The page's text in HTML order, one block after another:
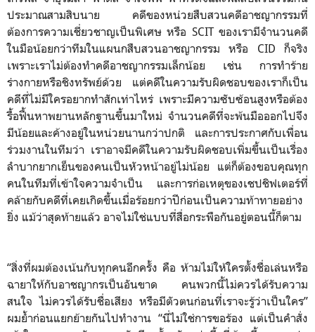
ประมาณสามสิบนาย คดีของหน่วยสืบสวนคดีอาชญากรรมที่
ต้องการความเชี่ยวชาญเป็นพิเศษ หรือ SCIT ของเรามีจำนวนคดี
ในมือน้อยกว่าทีมในแผนกสืบสวนอาชญากรรม หรือ CID ก็จริง
เพราะเราไม่ต้องทำคดีอาชญากรรมเล็กน้อย เช่น การทำร้าย
ร่างกายหรือชิงทรัพย์ด้วย แต่คดีในความรับผิดชอบของเราก็เป็น
คดีที่ไม่มีใครอยากทำสักเท่าไหร่ เพราะมีความซับซ้อนสูงหรือต้อง
รื้อฟื้นหาพยานหลักฐานขึ้นมาใหม่ จำนวนคดีที่จะพ้นมือออกไปจึง
มีน้อยและค้างอยู่ในหน่วยนานกว่าปกติ และการประกาศกับเพื่อน
ร่วมงานในทีมว่า เราอาจมีคดีในความรับผิดชอบเพิ่มขึ้นเป็นเรื่อง
ลำบากยากเย็นของคนเป็นหัวหน้าอยู่ไม่น้อย แต่ก็ต้องขอบคุณทุก
คนในทีมที่เข้าใจความจำเป็น และการก่อเหตุของเชปชิฟเตอร์ที่
คล้ายกับคดีที่เคยเกิดขึ้นเมื่อร้อยกว่าปีก่อนเป็นความท้าทายอย่าง
ยิ่ง แม้ว่าสุดท้ายแล้ว อาจไม่ใช่แบบที่สื่อกระพือกันอยู่ตอนนี้ก็ตาม
“สิ่งที่ผมต้องเน้นกับทุกคนอีกครั้ง คือ ห้ามไม่ให้ใครตั้งชื่อเล่นหรือ
ฉายาให้กับอาชญากรเป็นอันขาด คนพวกนี้ไม่ควรได้รับความ
สนใจ ไม่ควรได้รับชื่อเสียง หรือมีตัวตนก่อนที่เราจะรู้ว่าเป็นใคร”
ผมย้ำก่อนแยกย้ายกันไปทำงาน “นี่ไม่ใช่การขอร้อง แต่เป็นคำสั่ง